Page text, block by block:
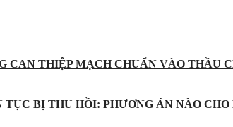
THIỆP MẠCH CHUẨN VÀO THẦU
BỊ THU HỒI: PHƯƠNG ÁN NÀO CHO